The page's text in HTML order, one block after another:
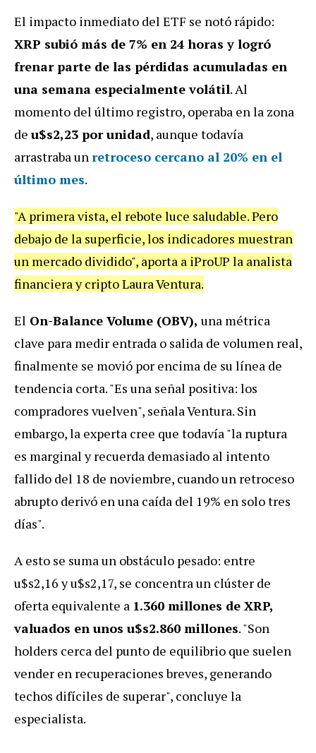
El impacto inmediato del ETF se notó rápido:
XRP subió más de 7% en 24 horas y logró
frenar parte de las pérdidas acumuladas en
una semana especialmente volátil. Al
momento del último registro, operaba en la zona
de u$s2,23 por unidad, aunque todavía
arrastraba unretroceso cercano al 20% en el
último mes.
"A primera vista, el rebote luce saludable. Pero
debajo de la superficie, los indicadores muestran
un mercado dividido", aporta a iProUP la analista
financiera y cripto Laura Ventura.
El On-Balance Volume (OBV), una métrica
clave para medir entrada o salida de volumen real,
finalmente se movió por encima de su línea de
tendencia corta. "Es una señal positiva: los
compradores vuelven", señala Ventura. Sin
embargo, la experta cree que todavía "la ruptura
es marginal y recuerda demasiado al intento
fallido del 18 de noviembre, cuando un retroceso
abrupto derivó en una caída del 19% en solo tres
días".
A esto se suma un obstáculo pesado: entre
u$s2,16 y u$s2,17, se concentra un clúster de
oferta equivalente a 1.360 millones de XRP,
valuados en unos u$s2.860 millones. "Son
holders cerca del punto de equilibrio que suelen
vender en recuperaciones breves, generando
techos difíciles de superar", concluye la
especialista.